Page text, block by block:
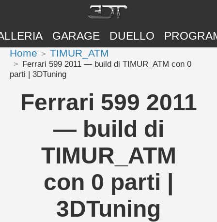
GARAGE DUELLO
Home TIMUR_ATM
Ferrari 599 2011 — build di TIMUR_ATM con 0
parti | 3DTuning
Ferrari 599 2011
— build di
TIMUR_ATM
con 0 parti |
3DTuning